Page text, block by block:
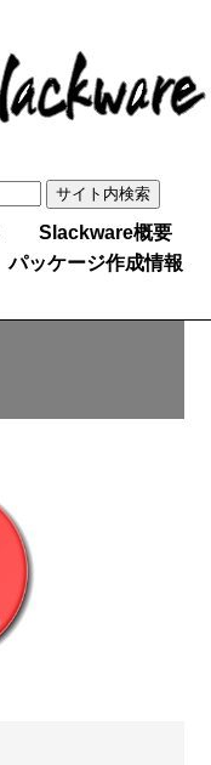
Slackware概要
パッケージ作成情報